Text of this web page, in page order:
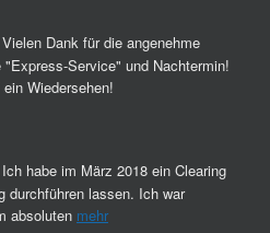
Vielen Dank für die angenehme
Service" und Nachtermin!
Wiedersehen!
Ich habe im März 2018 ein Clearing
durchführen lassen. Ich war
absoluten mehr